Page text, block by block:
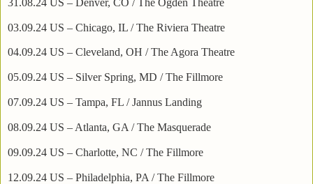
03.09.24 US – Chicago, IL / The Riviera Theatre
04.09.24 US – Cleveland, OH / The Agora Theatre
05.09.24 US – Silver Spring, MD / The Fillmore
07.09.24 US – Tampa, FL / Jannus Landing
08.09.24 US – Atlanta, GA / The Masquerade
09.09.24 US – Charlotte, NC / The Fillmore
12.09.24 US – Philadelphia, PA / The Fillmore